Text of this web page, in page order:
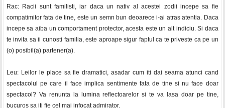
Rac: Racii sunt familisti, iar daca un nativ al acestei zodii incepe sa fie
compatimitor fata de tine, este un semn bun deoarece i-ai atras atentia. Daca
incepe sa aiba un comportament protector, acesta este un alt indiciu. Si daca
te invita sa ii cunosti familia, este aproape sigur faptul ca te priveste ca pe un
(o) posibil(a) partener(a).
Leu: Leilor le place sa fie dramatici, asadar cum iti dai seama atunci cand
spectacolul pe care il face implica sentimente fata de tine si nu face doar
spectacol? Va renunta la lumina reflectoarelor si te va lasa doar pe tine,
bucuros sa iti fie cel mai infocat admirator.